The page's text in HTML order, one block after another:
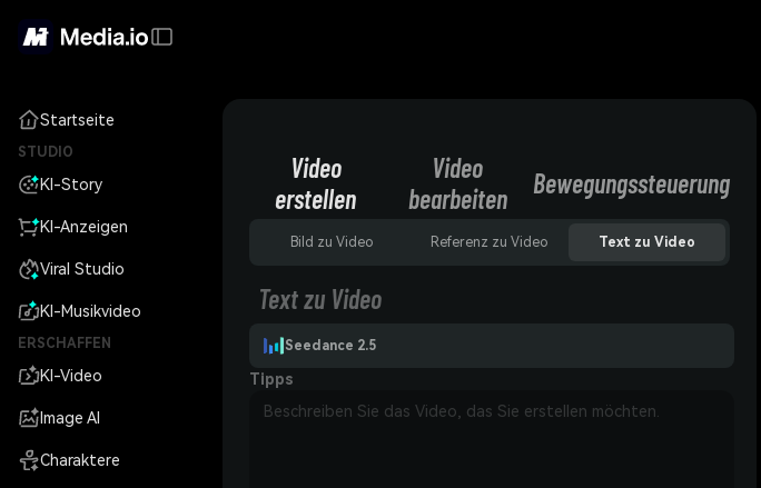
Startseite
STUDIO
KI-Story
KI-Anzeigen
Viral Studio
KI-Musikvideo
ERSCHAFFEN
KI-Video
Image AI
Charaktere
Video
erstellen
Video
bearbeiten
Bewegungssteuerung
Bild zu Video Referenz zu Video Text zu Video
Text zu Video
Seedance 2.5
Tipps